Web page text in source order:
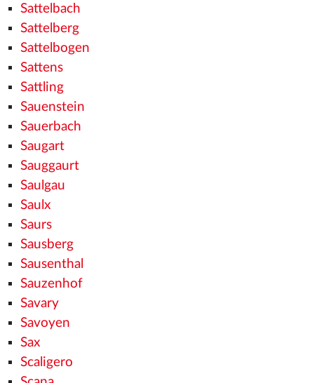
Sattelbach
Sattelberg
Sattelbogen
Sattens
Sattling
Sauenstein
Sauerbach
Saugart
Sauggaurt
Saulgau
Saulx
Saurs
Sausberg
Sausenthal
Sauzenhof
Savary
Savoyen
Sax
Scaligero